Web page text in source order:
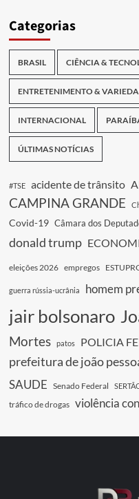
Categorias
BRASIL CIÊNCIA &
ENTRETENIMENTO &
INTERNACIONAL
ÚLTIMAS NOTÍCIAS
#TSE acidente de trânsito
CAMPINA GRANDE
Covid-19 Câmara dos
donald trump
eleições 2026 empregos
guerra rússia-ucrânia homem
jair bolsonaro
Mortes patos POLICIA
prefeitura de joão
SAUDE Senado Federal
tráfico de drogas violência